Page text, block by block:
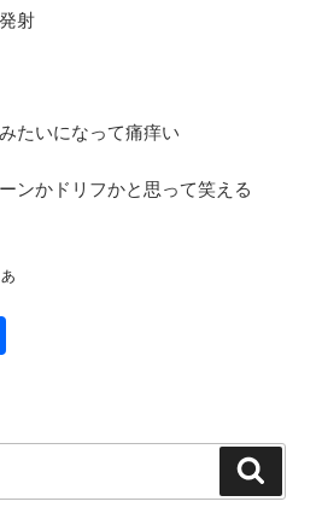
射
たいになって痛痒い
ンかドリフかと思って笑える